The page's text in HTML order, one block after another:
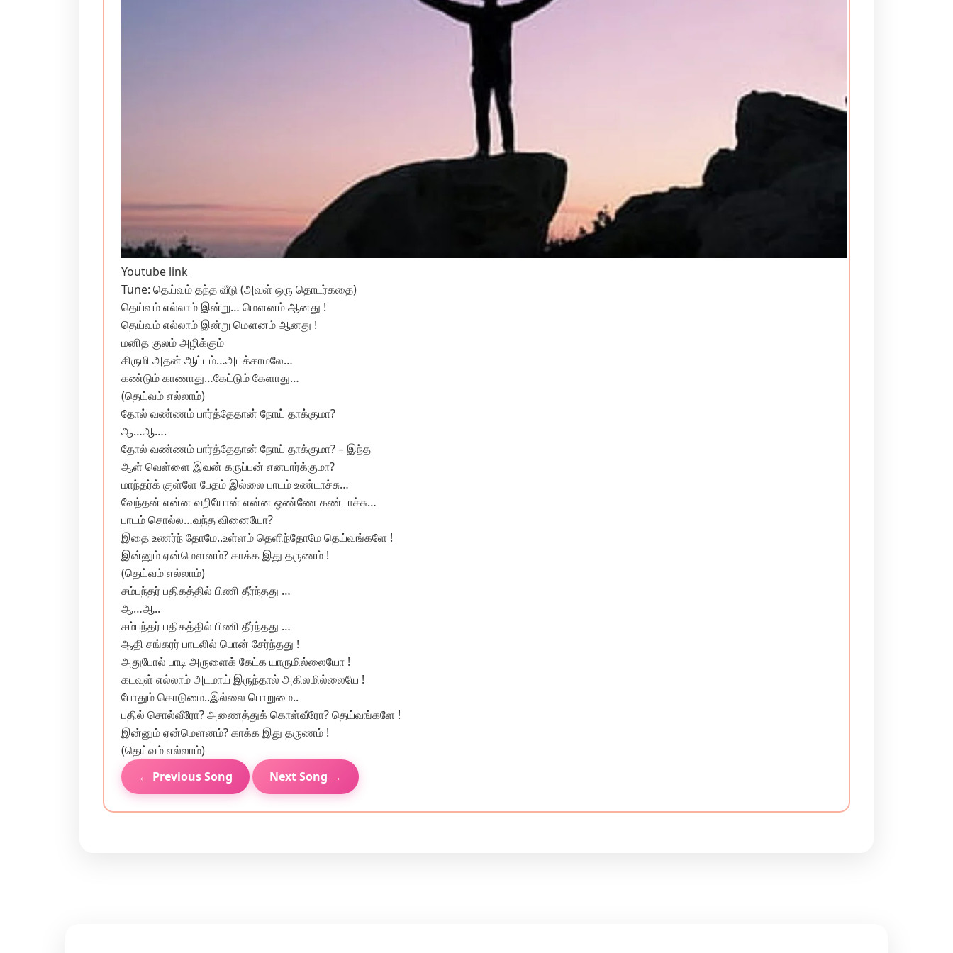
Youtube link
Tune: தெய்வம் தந்த வீடு (அவள் ஒரு தொடர்கதை)
தெய்வம் எல்லாம் இன்று… மௌனம் ஆனது !
தெய்வம் எல்லாம் இன்று மௌனம் ஆனது !
மனித குலம் அழிக்கும்
கிருமி அதன் ஆட்டம்…அடக்காமலே…
கண்டும் காணாது…கேட்டும் கேளாது…
(தெய்வம் எல்லாம்)
தோல் வண்ணம் பார்த்தேதான் நோய் தாக்குமா?
ஆ…ஆ….
தோல் வண்ணம் பார்த்தேதான் நோய் தாக்குமா? – இந்த
ஆள் வெள்ளை இவன் கருப்பன் எனபார்க்குமா?
மாந்தர்க் குள்ளே பேதம் இல்லை பாடம் உண்டாச்சு…
வேந்தன் என்ன வறியோன் என்ன ஒண்ணே கண்டாச்சு…
பாடம் சொல்ல…வந்த வினையோ?
இதை உணர்ந் தோமே..உள்ளம் தெளிந்தோமே தெய்வங்களே !
இன்னும் ஏன்மௌனம்? காக்க இது தருணம் !
(தெய்வம் எல்லாம்)
சம்பந்தர் பதிகத்தில் பிணி தீர்ந்தது …
ஆ…ஆ..
சம்பந்தர் பதிகத்தில் பிணி தீர்ந்தது …
ஆதி சங்கரர் பாடலில் பொன் சேர்ந்தது !
அதுபோல் பாடி அருளைக் கேட்க யாருமில்லையோ !
கடவுள் எல்லாம் அடமாய் இருந்தால் அகிலமில்லையே !
போதும் கொடுமை..இல்லை பொறுமை..
பதில் சொல்வீரோ? அணைத்துக் கொள்வீரோ? தெய்வங்களே !
இன்னும் ஏன்மௌனம்? காக்க இது தருணம் !
(தெய்வம் எல்லாம்)
← Previous Song
Next Song →